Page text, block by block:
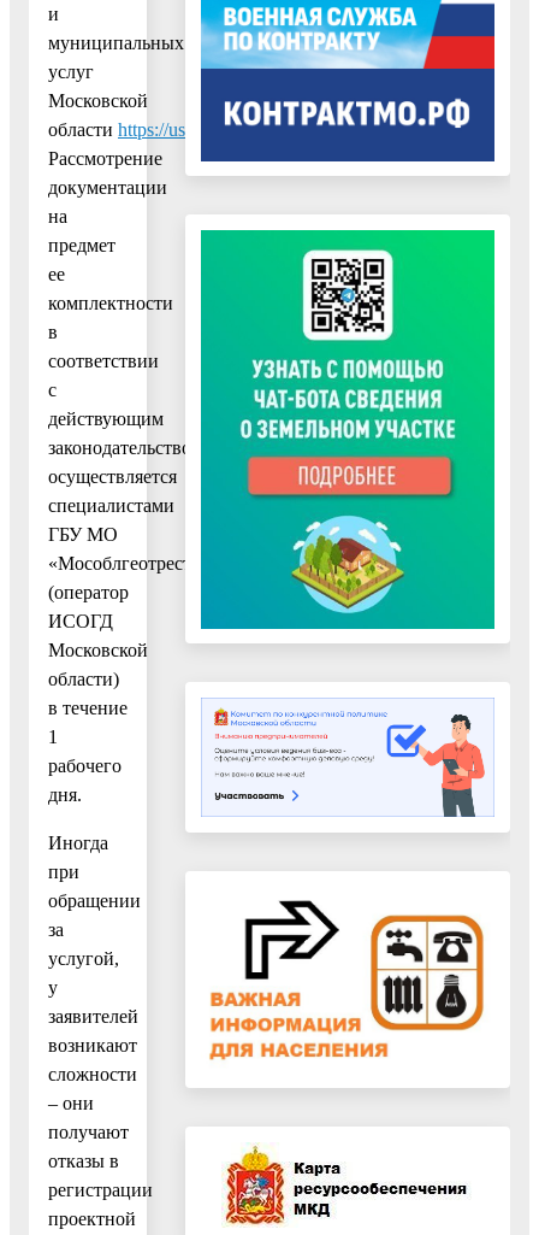
и
муниципальных
услуг
Московской
области https://uslugi.mosreg.ru/services/14442.
Рассмотрение
документации
на
предмет
ее
комплектности
в
соответствии
с
действующим
законодательством
осуществляется
специалистами
ГБУ МО
«Мособлгеотрест»
(оператор
ИСОГД
Московской
области)
в течение
1
рабочего
дня.
Иногда
при
обращении
за
услугой,
у
заявителей
возникают
сложности
– они
получают
отказы в
регистрации
проектной